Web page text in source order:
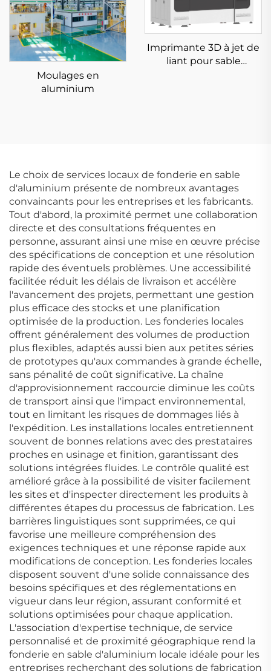
Moulages en
aluminium
Imprimante 3D à jet de
liant pour sable
Le choix de services locaux de fonderie en sable
d'aluminium présente de nombreux avantages
convaincants pour les entreprises et les fabricants.
Tout d'abord, la proximité permet une collaboration
directe et des consultations fréquentes en
personne, assurant ainsi une mise en œuvre précise
des spécifications de conception et une résolution
rapide des éventuels problèmes. Une accessibilité
facilitée réduit les délais de livraison et accélère
l'avancement des projets, permettant une gestion
plus efficace des stocks et une planification
optimisée de la production. Les fonderies locales
offrent généralement des volumes de production
plus flexibles, adaptés aussi bien aux petites séries
de prototypes qu'aux commandes à grande échelle,
sans pénalité de coût significative. La chaîne
d'approvisionnement raccourcie diminue les coûts
de transport ainsi que l'impact environnemental,
tout en limitant les risques de dommages liés à
l'expédition. Les installations locales entretiennent
souvent de bonnes relations avec des prestataires
proches en usinage et finition, garantissant des
solutions intégrées fluides. Le contrôle qualité est
amélioré grâce à la possibilité de visiter facilement
les sites et d'inspecter directement les produits à
différentes étapes du processus de fabrication. Les
barrières linguistiques sont supprimées, ce qui
favorise une meilleure compréhension des
exigences techniques et une réponse rapide aux
modifications de conception. Les fonderies locales
disposent souvent d'une solide connaissance des
besoins spécifiques et des réglementations en
vigueur dans leur région, assurant conformité et
solutions optimisées pour chaque application.
L'association d'expertise technique, de service
personnalisé et de proximité géographique rend la
fonderie en sable d'aluminium locale idéale pour les
entreprises recherchant des solutions de fabrication